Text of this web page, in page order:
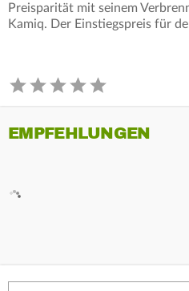
Preisparität mit seinem
Kamiq. Der Einstiegspreis für
EMPFEHLUNGEN